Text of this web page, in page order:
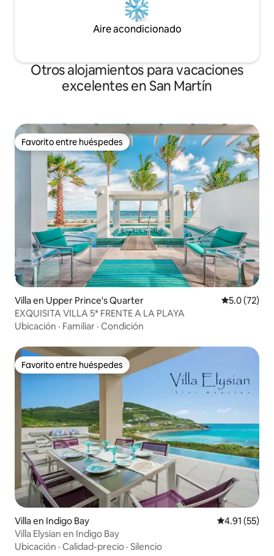
Aire acondicionado
Otros alojamientos para vacaciones
excelentes en San Martín
Favorito entre huéspedes
Favorito entre huéspedes
Villa en Upper Prince's Quarter Calificación
5.0 (72)
EXQUISITA VILLA 5* FRENTE A LA PLAYA
Ubicación · Familiar · Condición
Favorito entre huéspedes
Favorito entre huéspedes
Villa en Indigo Bay Calificación
4.91 (55)
Villa Elysian en Indigo Bay
Ubicación · Calidad-precio · Silencio